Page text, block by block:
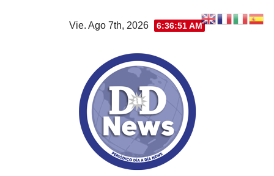
Vie. Ago 7th, 2026 6:36:51 AM